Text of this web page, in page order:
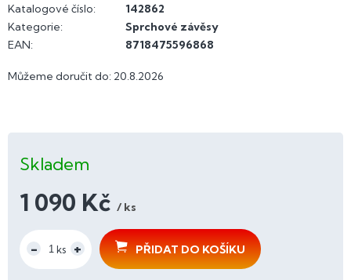
Můžeme doručit do: 20.8.2026
Skladem
1 090 Kč / ks
cena:
PŘIDAT DO KOŠÍKU
Katalogové číslo:
142862
Kategorie:
Sprchové závěsy
EAN: 8718475596868